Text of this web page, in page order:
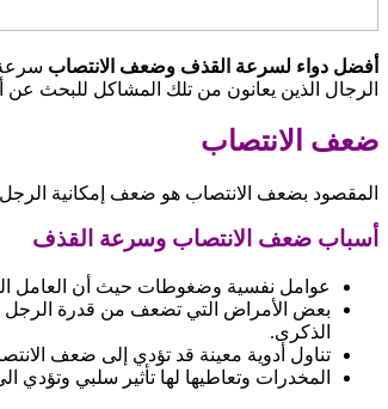
أفضل دواء لسرعة القذف وضعف الانتصاب
الرجال الذين يعانون من تلك المشاكل للبحث
ضعف الانتصاب
المقصود بضعف الانتصاب هو ضعف إمكانية الرجل
أسباب ضعف الانتصاب وسرعة القذف
عوامل نفسية وضغوطات حيث أن العامل
بعض الأمراض التي تضعف من قدرة الرجل
الذكرى.
تناول أدوية معينة قد تؤدي إلى ضعف
المخدرات وتعاطيها لها تأثير سلبي